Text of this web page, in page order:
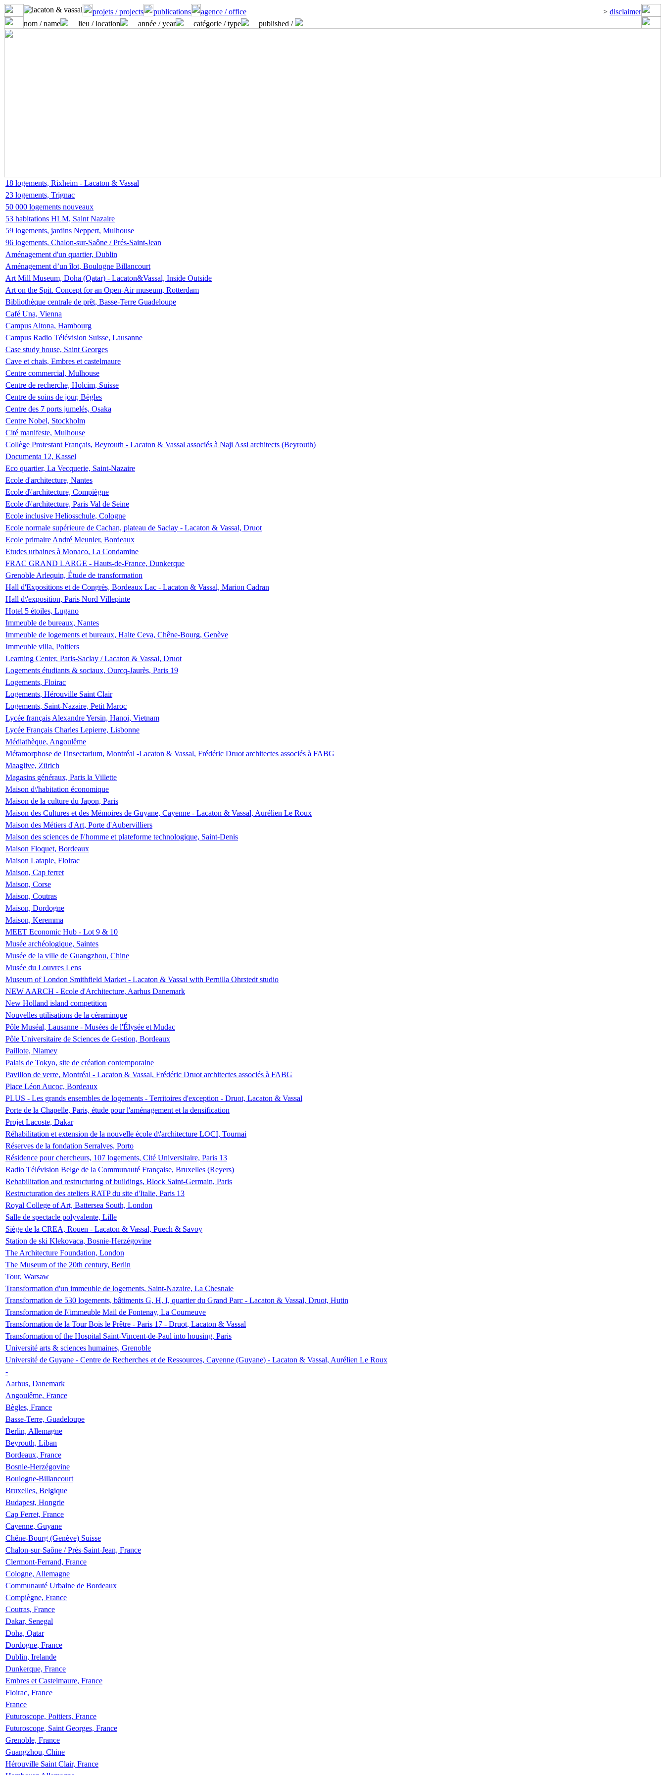
projets / projects publications agence / office > disclaimer
nom / name
lieu / location année / year catégorie / type published /
18 logements, Rixheim - Lacaton & Vassal
23 logements, Trignac
50 000 logements nouveaux
53 habitations HLM, Saint Nazaire
59 logements, jardins Neppert, Mulhouse
96 logements, Chalon-sur-Saône / Prés-Saint-Jean
Aménagement d'un quartier, Dublin
Aménagement d’un îlot, Boulogne Billancourt
Art Mill Museum, Doha (Qatar) - Lacaton&Vassal, Inside Outside
Art on the Spit. Concept for an Open-Air museum, Rotterdam
Bibliothèque centrale de prêt, Basse-Terre Guadeloupe
Café Una, Vienna
Campus Altona, Hambourg
Campus Radio Télévision Suisse, Lausanne
Case study house, Saint Georges
Cave et chais, Embres et castelmaure
Centre commercial, Mulhouse
Centre de recherche, Holcim, Suisse
Centre de soins de jour, Bègles
Centre des 7 ports jumelés, Osaka
Centre Nobel, Stockholm
Cité manifeste, Mulhouse
Collège Protestant Français, Beyrouth - Lacaton & Vassal associés à Naji Assi architects (Beyrouth)
Documenta 12, Kassel
Eco quartier, La Vecquerie, Saint-Nazaire
Ecole d'architecture, Nantes
Ecole d\'architecture, Compiègne
Ecole d\'architecture, Paris Val de Seine
Ecole inclusive Heliosschule, Cologne
Ecole normale supérieure de Cachan, plateau de Saclay - Lacaton & Vassal, Druot
Ecole primaire André Meunier, Bordeaux
Etudes urbaines à Monaco, La Condamine
FRAC GRAND LARGE - Hauts-de-France, Dunkerque
Grenoble Arlequin, Étude de transformation
Hall d'Expositions et de Congrès, Bordeaux Lac - Lacaton & Vassal, Marion Cadran
Hall d\'exposition, Paris Nord Villepinte
Hotel 5 étoiles, Lugano
Immeuble de bureaux, Nantes
Immeuble de logements et bureaux, Halte Ceva, Chêne-Bourg, Genève
Immeuble villa, Poitiers
Learning Center, Paris-Saclay / Lacaton & Vassal, Druot
Logements étudiants & sociaux, Ourcq-Jaurès, Paris 19
Logements, Floirac
Logements, Hérouville Saint Clair
Logements, Saint-Nazaire, Petit Maroc
Lycée français Alexandre Yersin, Hanoi, Vietnam
Lycée Français Charles Lepierre, Lisbonne
Médiathèque, Angoulême
Métamorphose de l'insectarium, Montréal -Lacaton & Vassal, Frédéric Druot architectes associés à FABG
Maaglive, Zürich
Magasins généraux, Paris la Villette
Maison d\'habitation économique
Maison de la culture du Japon, Paris
Maison des Cultures et des Mémoires de Guyane, Cayenne - Lacaton & Vassal, Aurélien Le Roux
Maison des Métiers d'Art, Porte d'Aubervilliers
Maison des sciences de l\'homme et plateforme technologique, Saint-Denis
Maison Floquet, Bordeaux
Maison Latapie, Floirac
Maison, Cap ferret
Maison, Corse
Maison, Coutras
Maison, Dordogne
Maison, Keremma
MEET Economic Hub - Lot 9 & 10
Musée archéologique, Saintes
Musée de la ville de Guangzhou, Chine
Musée du Louvres Lens
Museum of London Smithfield Market - Lacaton & Vassal with Pernilla Ohrstedt studio
NEW AARCH - Ecole d'Architecture, Aarhus Danemark
New Holland island competition
Nouvelles utilisations de la céraminque
Pôle Muséal, Lausanne - Musées de l'Élysée et Mudac
Pôle Universitaire de Sciences de Gestion, Bordeaux
Paillote, Niamey
Palais de Tokyo, site de création contemporaine
Pavillon de verre, Montréal - Lacaton & Vassal, Frédéric Druot architectes associés à FABG
Place Léon Aucoc, Bordeaux
PLUS - Les grands ensembles de logements - Territoires d'exception - Druot, Lacaton & Vassal
Porte de la Chapelle, Paris, étude pour l'aménagement et la densification
Projet Lacoste, Dakar
Réhabilitation et extension de la nouvelle école d\'architecture LOCI, Tournai
Réserves de la fondation Serralves, Porto
Résidence pour chercheurs, 107 logements, Cité Universitaire, Paris 13
Radio Télévision Belge de la Communauté Française, Bruxelles (Reyers)
Rehabilitation and restructuring of buildings, Block Saint-Germain, Paris
Restructuration des ateliers RATP du site d'Italie, Paris 13
Royal College of Art, Battersea South, London
Salle de spectacle polyvalente, Lille
Siège de la CREA, Rouen - Lacaton & Vassal, Puech & Savoy
Station de ski Klekovaca, Bosnie-Herzégovine
The Architecture Foundation, London
The Museum of the 20th century, Berlin
Tour, Warsaw
Transformation d'un immeuble de logements, Saint-Nazaire, La Chesnaie
Transformation de 530 logements, bâtiments G, H, I, quartier du Grand Parc - Lacaton & Vassal, Druot, Hutin
Transformation de l\'immeuble Mail de Fontenay, La Courneuve
Transformation de la Tour Bois le Prêtre - Paris 17 - Druot, Lacaton & Vassal
Transformation of the Hospital Saint-Vincent-de-Paul into housing, Paris
Université arts & sciences humaines, Grenoble
Université de Guyane - Centre de Recherches et de Ressources, Cayenne (Guyane) - Lacaton & Vassal, Aurélien Le Roux
-
Aarhus, Danemark
Angoulême, France
Bègles, France
Basse-Terre, Guadeloupe
Berlin, Allemagne
Beyrouth, Liban
Bordeaux, France
Bosnie-Herzégovine
Boulogne-Billancourt
Bruxelles, Belgique
Budapest, Hongrie
Cap Ferret, France
Cayenne, Guyane
Chêne-Bourg (Genève) Suisse
Chalon-sur-Saône / Prés-Saint-Jean, France
Clermont-Ferrand, France
Cologne, Allemagne
Communauté Urbaine de Bordeaux
Compiègne, France
Coutras, France
Dakar, Senegal
Doha, Qatar
Dordogne, France
Dublin, Irelande
Dunkerque, France
Embres et Castelmaure, France
Floirac, France
France
Futuroscope, Poitiers, France
Futuroscope, Saint Georges, France
Grenoble, France
Guangzhou, Chine
Hérouville Saint Clair, France